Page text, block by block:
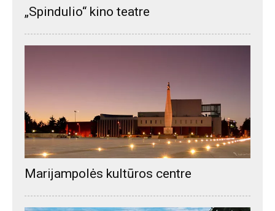
„Spindulio“ kino teatre
Marijampolės kultūros centre